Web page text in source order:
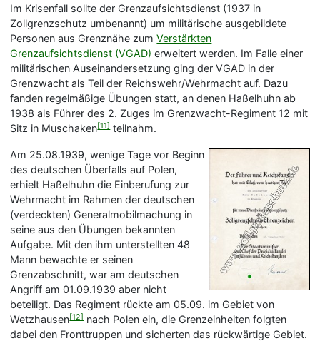
Im Krisenfall sollte der Grenzaufsichtsdienst (1937 in
Zollgrenzschutz umbenannt) um militärische ausgebildete
Personen aus Grenznähe zumVerstärkten
Grenzaufsichtsdienst (VGAD) erweitert werden. Im Falle einer
militärischen Auseinandersetzung ging der VGAD in der
Grenzwacht als Teil der Reichswehr/Wehrmacht auf. Dazu
fanden regelmäßige Übungen statt, an denen Haßelhuhn ab
1938 als Führer des 2. Zuges im Grenzwacht-Regiment 12 mit
Sitz in Muschaken[11]teilnahm.
Am 25.08.1939, wenige Tage vor Beginn
des deutschen Überfalls auf Polen,
erhielt Haßelhuhn die Einberufung zur
Wehrmacht im Rahmen der deutschen
(verdeckten) Generalmobilmachung in
seine aus den Übungen bekannten
Aufgabe. Mit den ihm unterstellten 48
Mann bewachte er seinen
Grenzabschnitt, war am deutschen
Angriff am 01.09.1939 aber nicht
beteiligt. Das Regiment rückte am 05.09. im Gebiet von
Wetzhausen[12]nach Polen ein, die Grenzeinheiten folgten
dabei den Fronttruppen und sicherten das rückwärtige Gebiet.